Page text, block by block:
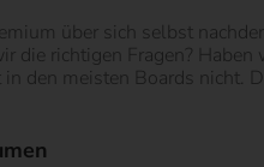
über sich selbst
richtigen Fragen?
den meisten Boards